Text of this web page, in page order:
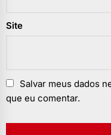
Site
Salvar meus dados
que eu comentar.